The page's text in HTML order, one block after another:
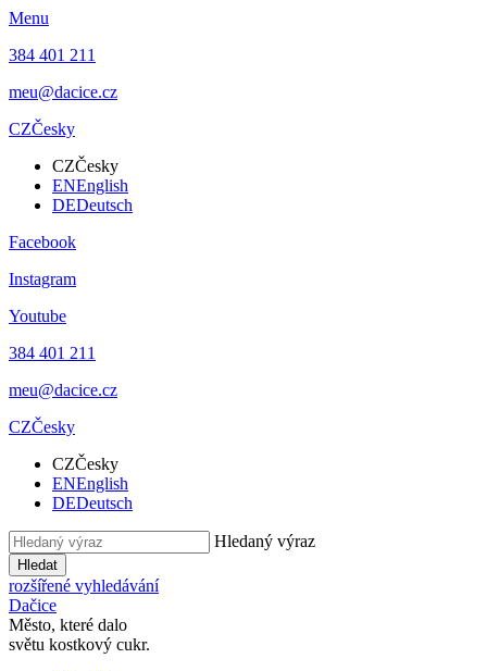
Menu
384 401 211
meu@dacice.cz
CZČesky
CZČesky
ENEnglish
DEDeutsch
Facebook
Instagram
Youtube
384 401 211
meu@dacice.cz
CZČesky
CZČesky
ENEnglish
DEDeutsch
Hledaný výraz
Hledat
rozšířené vyhledávání
Dačice
Město, které dalo
světu kostkový cukr.